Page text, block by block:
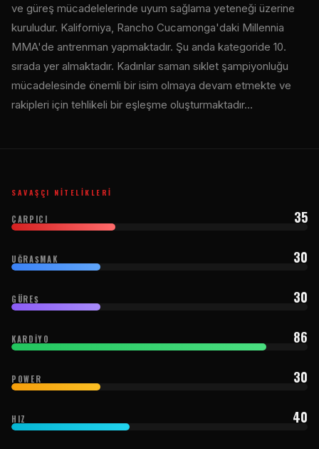
ve güreş mücadelelerinde uyum sağlama yeteneği üzerine
kuruludur. Kaliforniya, Rancho Cucamonga'daki Millennia
MMA'de antrenman yapmaktadır. Şu anda kategoride 10.
sırada yer almaktadır. Kadınlar saman sıklet şampiyonluğu
mücadelesinde önemli bir isim olmaya devam etmekte ve
rakipleri için tehlikeli bir eşleşme oluşturmaktadır…
SAVAŞÇI NITELIKLERI
ÇARPICI 35
UĞRAŞMAK 30
GÜREŞ 30
KARDIYO 86
POWER 30
HIZ 40